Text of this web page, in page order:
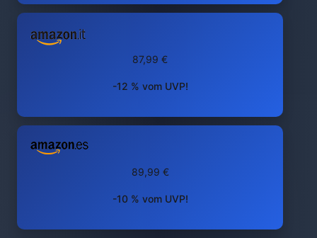
87,99 €
-12 % vom UVP!
89,99 €
-10 % vom UVP!